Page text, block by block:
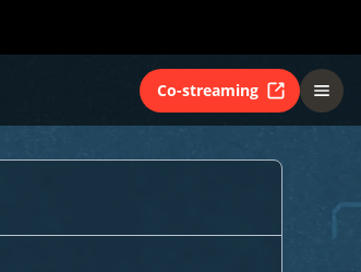
Co-streaming